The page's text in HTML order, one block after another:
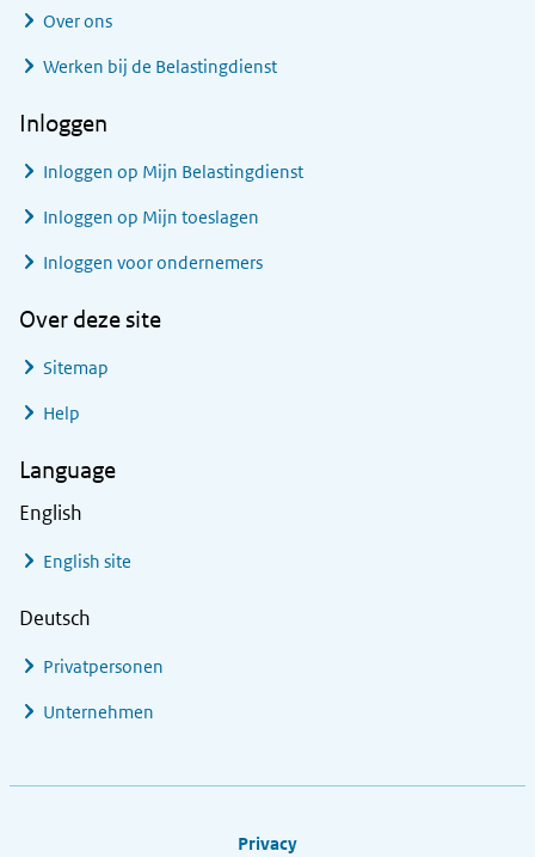
Over ons
Werken bij de Belastingdienst
Inloggen
Inloggen op Mijn Belastingdienst
Inloggen op Mijn toeslagen
Inloggen voor ondernemers
Over deze site
Sitemap
Help
Language
English
English site
Deutsch
Privatpersonen
Unternehmen
Privacy